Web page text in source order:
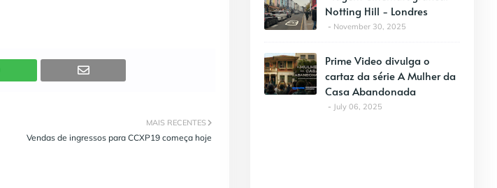
MAIS RECENTES
Vendas de ingressos para CCXP19 começa hoje
Notting Hill - Londres
November 30, 2025
Prime Video divulga o
cartaz da série A Mulher da
Casa Abandonada
July 06, 2025